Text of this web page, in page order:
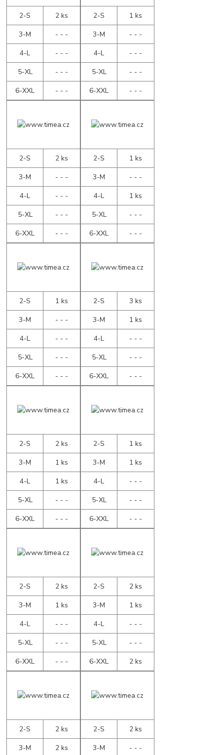
2-S
2 ks
3-M
- - -
4-L
- - -
5-XL
- - -
6-XXL
- - -
2-S
1 ks
3-M
- - -
4-L
- - -
5-XL
- - -
6-XXL
- - -
2-S
2 ks
3-M
- - -
4-L
- - -
5-XL
- - -
6-XXL
- - -
2-S
1 ks
3-M
- - -
4-L
1 ks
5-XL
- - -
6-XXL
- - -
2-S
1 ks
3-M
- - -
4-L
- - -
5-XL
- - -
6-XXL
- - -
2-S
3 ks
3-M
1 ks
4-L
- - -
5-XL
- - -
6-XXL
- - -
2-S
2 ks
3-M
1 ks
4-L
1 ks
5-XL
- - -
6-XXL
- - -
2-S
1 ks
3-M
1 ks
4-L
- - -
5-XL
- - -
6-XXL
- - -
2-S
2 ks
3-M
1 ks
4-L
- - -
5-XL
- - -
6-XXL
- - -
2-S
2 ks
3-M
1 ks
4-L
- - -
5-XL
- - -
6-XXL
2 ks
2-S
2 ks
3-M
2 ks
2-S
2 ks
3-M
- - -